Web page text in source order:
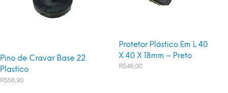
Pino de Cravar Base 22
Plastico
R$58,90
Protetor Plástico Em L 40
X 40 X 18mm – Preto
R$46,00